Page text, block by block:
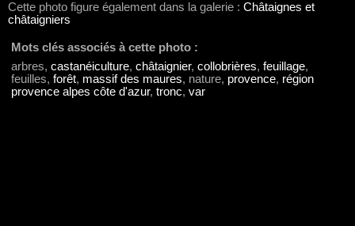
Cette photo figure également dans la galerie : Châtaignes et
châtaigniers
Mots clés associés à cette photo :
arbres, castanéiculture, châtaignier, collobrières, feuillage,
feuilles, forêt, massif des maures, nature, provence, région
provence alpes côte d'azur, tronc, var